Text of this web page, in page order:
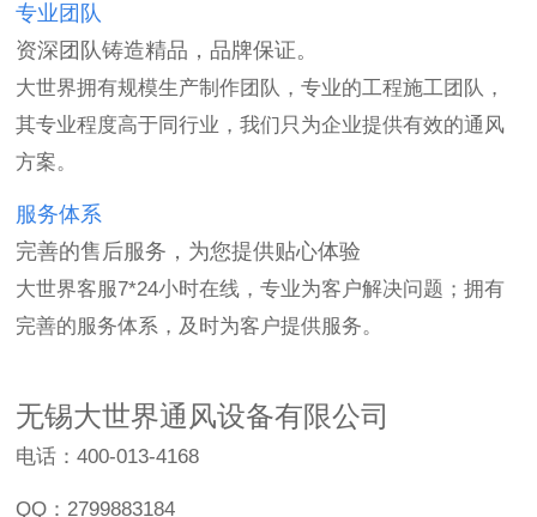
专业团队
资深团队铸造精品，品牌保证。
大世界拥有规模生产制作团队，专业的工程施工团队，
其专业程度高于同行业，我们只为企业提供有效的通风
方案。
服务体系
完善的售后服务，为您提供贴心体验
大世界客服7*24小时在线，专业为客户解决问题；拥有
完善的服务体系，及时为客户提供服务。
无锡大世界通风设备有限公司
电话：400-013-4168
QQ：2799883184